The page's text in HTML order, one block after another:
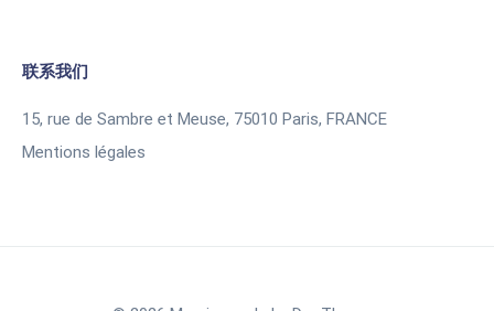
联系我们
15, rue de Sambre et Meuse, 75010 Paris, FRANCE
Mentions légales